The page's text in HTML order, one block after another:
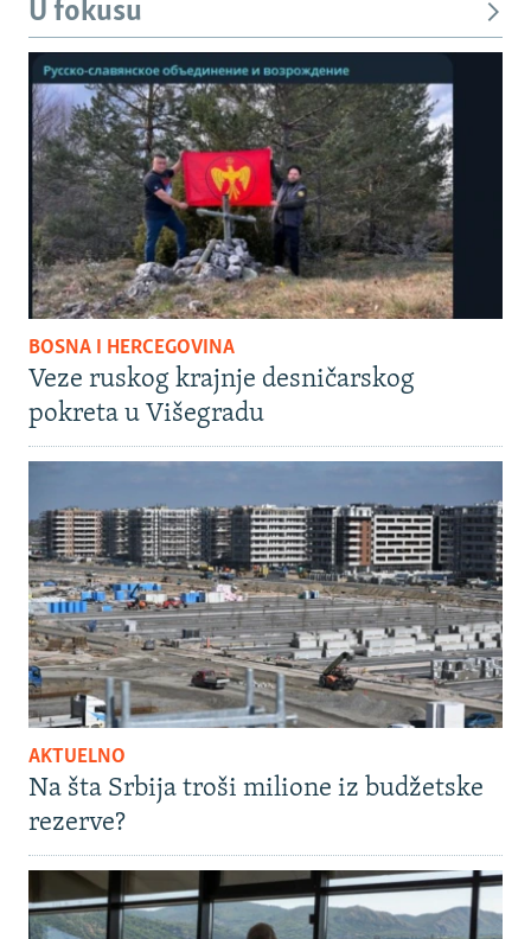
U fokusu
BOSNA I HERCEGOVINA
Veze ruskog krajnje desničarskog
pokreta u Višegradu
AKTUELNO
Na šta Srbija troši milione iz budžetske
rezerve?